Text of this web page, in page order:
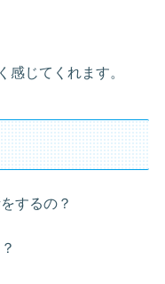
感じてくれます。
するの？